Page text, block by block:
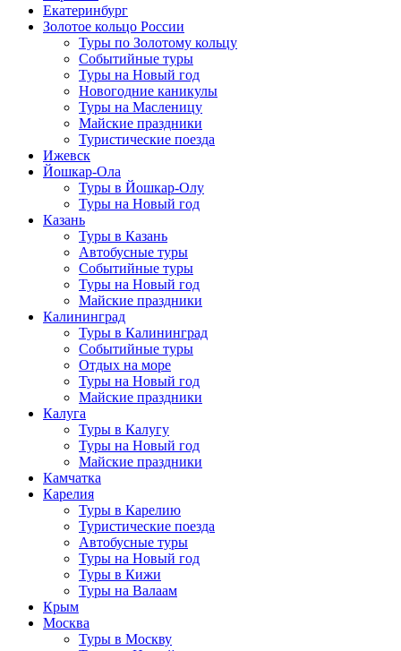
Екатеринбург
Золотое кольцо России
Туры по Золотому кольцу
Событийные туры
Туры на Новый год
Новогодние каникулы
Туры на Масленицу
Майские праздники
Туристические поезда
Ижевск
Йошкар-Ола
Туры в Йошкар-Олу
Туры на Новый год
Казань
Туры в Казань
Автобусные туры
Событийные туры
Туры на Новый год
Майские праздники
Калининград
Туры в Калининград
Событийные туры
Отдых на море
Туры на Новый год
Майские праздники
Калуга
Туры в Калугу
Туры на Новый год
Майские праздники
Камчатка
Карелия
Туры в Карелию
Туристические поезда
Автобусные туры
Туры на Новый год
Туры в Кижи
Туры на Валаам
Крым
Москва
Туры в Москву